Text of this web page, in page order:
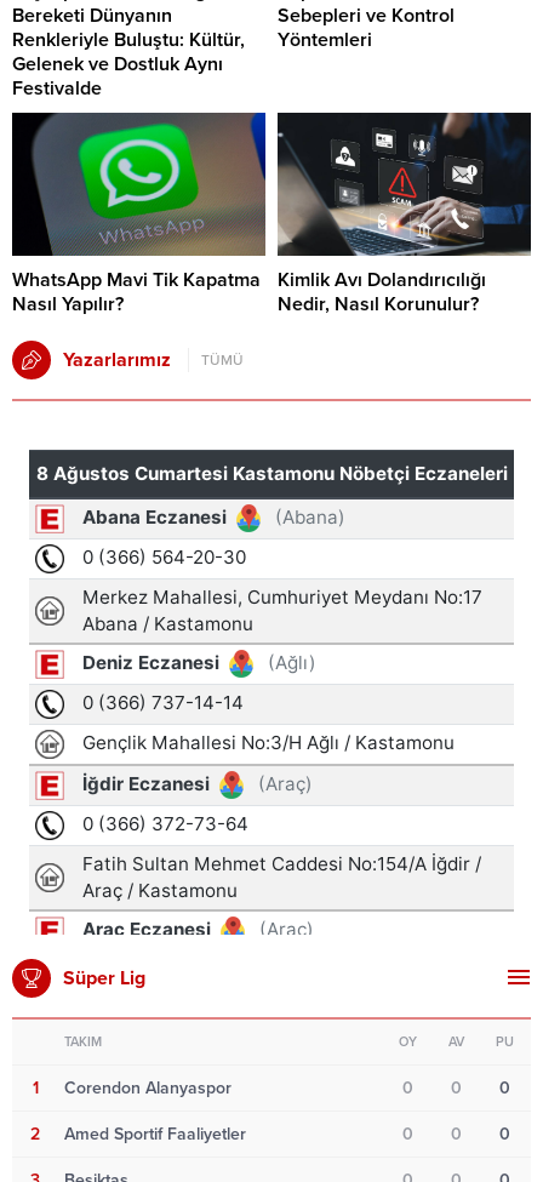
Bereketi Dünyanın
Renkleriyle Buluştu: Kültür,
Gelenek ve Dostluk Aynı
Festivalde
Sebepleri ve Kontrol
Yöntemleri
WhatsApp Mavi Tik Kapatma
Nasıl Yapılır?
Kimlik Avı Dolandırıcılığı
Nedir, Nasıl Korunulur?
Yazarlarımız TÜMÜ
Süper Lig
TAKIM OY AV PU
1 Corendon Alanyaspor 0 0 0
2 Amed Sportif Faaliyetler 0 0 0